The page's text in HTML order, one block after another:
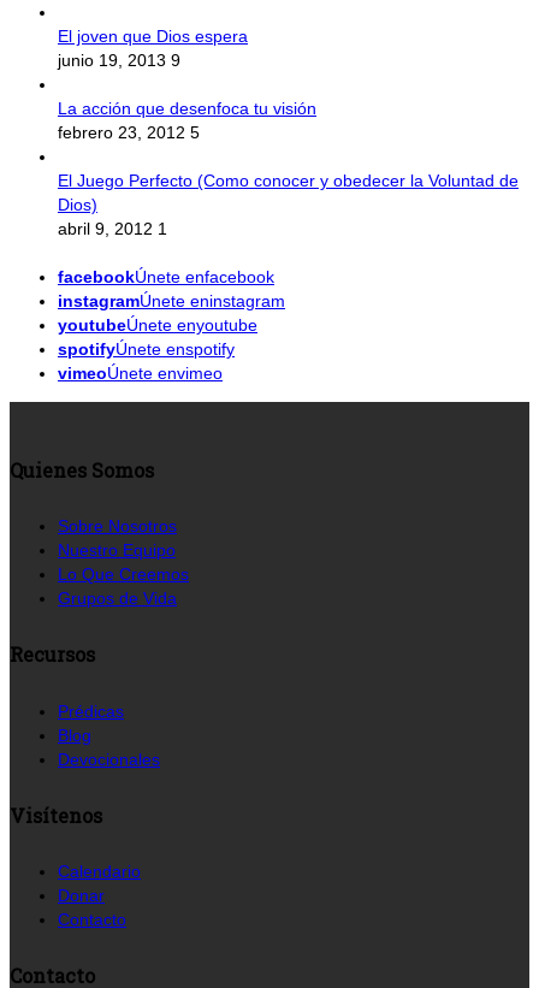
El joven que Dios espera
junio 19, 2013 9
La acción que desenfoca tu visión
febrero 23, 2012 5
El Juego Perfecto (Como conocer y obedecer la Voluntad de
Dios)
abril 9, 2012 1
facebookÚnete enfacebook
instagramÚnete eninstagram
youtubeÚnete enyoutube
spotifyÚnete enspotify
vimeoÚnete envimeo
Quienes Somos
Sobre Nosotros
Nuestro Equipo
Lo Que Creemos
Grupos de Vida
Recursos
Prédicas
Blog
Devocionales
Visítenos
Calendario
Donar
Contacto
Contacto